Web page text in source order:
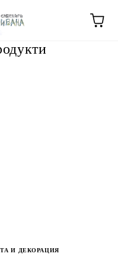
И ДЕКОРАЦИЯ